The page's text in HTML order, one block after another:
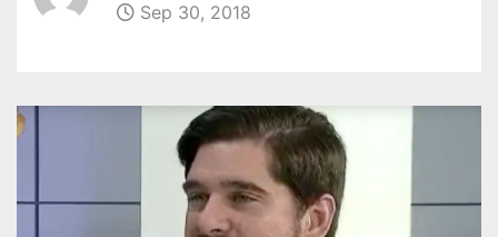
Sep 30, 2018